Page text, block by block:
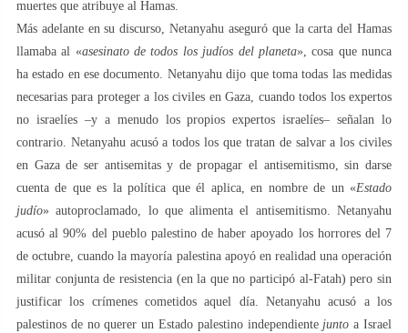
muertes que atribuye al Hamas.
Más adelante en su discurso, Netanyahu aseguró que la carta del Hamas
llamaba al «asesinato de todos los judíos del planeta», cosa que nunca
ha estado en ese documento. Netanyahu dijo que toma todas las medidas
necesarias para proteger a los civiles en Gaza, cuando todos los expertos
no israelíes –y a menudo los propios expertos israelíes– señalan lo
contrario. Netanyahu acusó a todos los que tratan de salvar a los civiles
en Gaza de ser antisemitas y de propagar el antisemitismo, sin darse
cuenta de que es la política que él aplica, en nombre de un «Estado
judío» autoproclamado, lo que alimenta el antisemitismo. Netanyahu
acusó al 90% del pueblo palestino de haber apoyado los horrores del 7
de octubre, cuando la mayoría palestina apoyó en realidad una operación
militar conjunta de resistencia (en la que no participó al-Fatah) pero sin
justificar los crímenes cometidos aquel día. Netanyahu acusó a los
palestinos de no querer un Estado palestino independiente junto a Israel